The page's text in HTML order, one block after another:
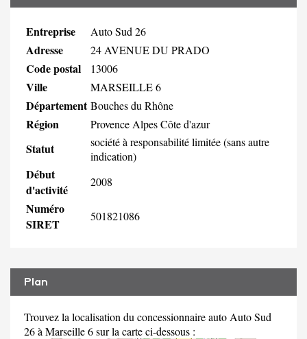
Entreprise Auto Sud 26
Adresse 24 AVENUE DU PRADO
Code postal 13006
Ville MARSEILLE 6
Département Bouches du Rhône
Région Provence Alpes Côte d'azur
Statut
société à responsabilité limitée (sans autre
indication)
Début
d'activité
2008
Numéro
SIRET
501821086
Plan
Trouvez la localisation du concessionnaire auto Auto Sud
26 à Marseille 6 sur la carte ci-dessous :